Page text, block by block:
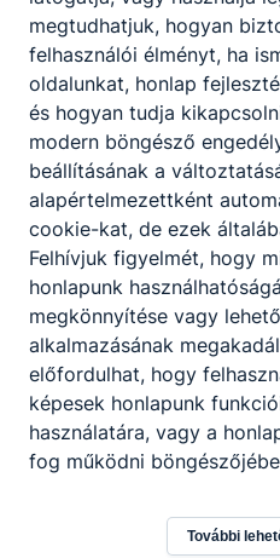
megtudhatjuk, hogyan
felhasználói élményt, ha
oldalunkat, honlap
és hogyan tudja
modern böngésző
beállításának a
alapértelmezettként
cookie-kat, de ezek
Felhívjuk figyelmét, hogy
honlapunk
megkönnyítése vagy
alkalmazásának
előfordulhat, hogy
képesek honlapunk
használatára, vagy a
fog működni
További